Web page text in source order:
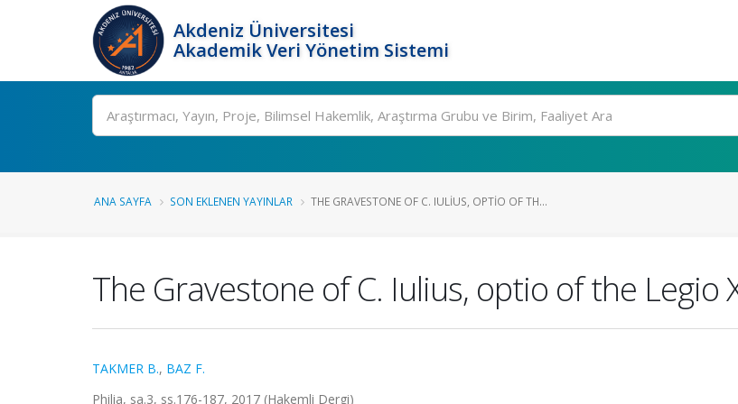
Akdeniz Üniversitesi
Akademik Veri Yönetim Sistemi
Ara
ANA SAYFA SON EKLENEN YAYINLAR THE GRAVESTONE OF C. IULIUS, OPTIO OF TH...
The Gravestone of C. Iulius, optio of the Legio
TAKMER B., BAZ F.
Philia, sa.3, ss.176-187, 2017 (Hakemli Dergi)